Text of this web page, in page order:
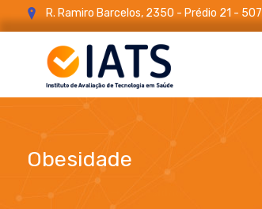
R. Ramiro Barcelos, 2350 - Prédio 21 - 507
Obesidade